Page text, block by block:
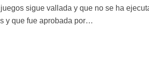
sigue vallada y que no se ha
y que fue aprobada por…